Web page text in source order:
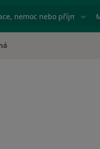
nemoc nebo příjmení